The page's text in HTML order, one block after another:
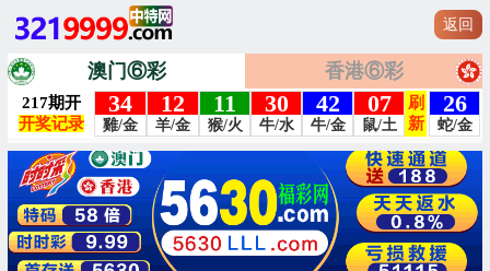
返回
澳门⑥彩 香港⑥彩